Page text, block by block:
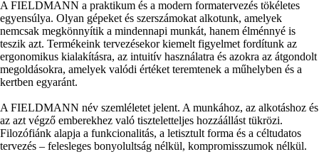
A FIELDMANN a praktikum és a modern formatervezés tökéletes
egyensúlya. Olyan gépeket és szerszámokat alkotunk, amelyek
nemcsak megkönnyítik a mindennapi munkát, hanem élménnyé is
teszik azt. Termékeink tervezésekor kiemelt figyelmet fordítunk az
ergonomikus kialakításra, az intuitív használatra és azokra az átgondolt
megoldásokra, amelyek valódi értéket teremtenek a műhelyben és a
kertben egyaránt.
A FIELDMANN név szemléletet jelent. A munkához, az alkotáshoz és
az azt végző emberekhez való tiszteletteljes hozzáállást tükrözi.
Filozófiánk alapja a funkcionalitás, a letisztult forma és a céltudatos
tervezés – felesleges bonyolultság nélkül, kompromisszumok nélkül.